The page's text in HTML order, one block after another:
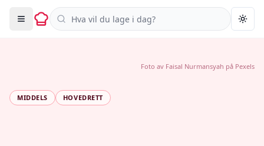
Søk i oppskrifter
MIDDELS HOVEDRETT
Foto av Faisal Nurmansyah på Pexels